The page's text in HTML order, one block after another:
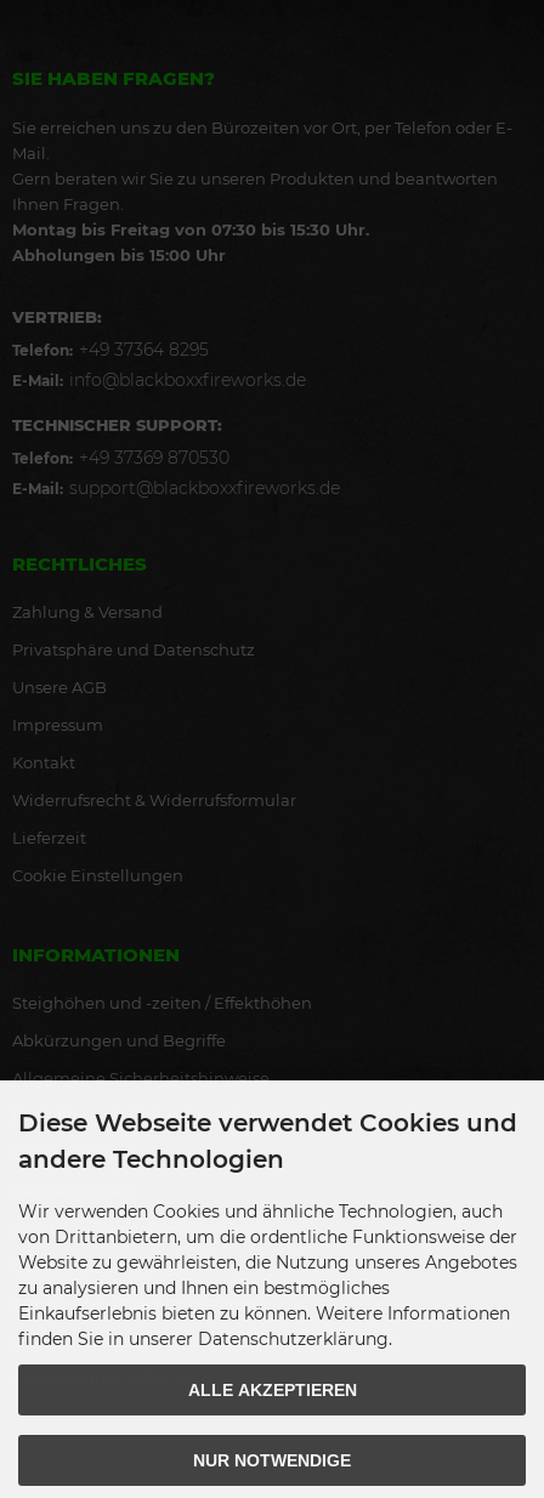
SIE HABEN FRAGEN?
Sie erreichen uns zu den Bürozeiten vor Ort, per Telefon oder E-
Mail.
Gern beraten wir Sie zu unseren Produkten und beantworten
Ihnen Fragen.
Montag bis Freitag von 07:30 bis 15:30 Uhr.
Abholungen bis 15:00 Uhr
VERTRIEB:
Telefon: +49 37364 8295
E-Mail: info@blackboxxfireworks.de
TECHNISCHER SUPPORT:
Telefon: +49 37369 870530
E-Mail: support@blackboxxfireworks.de
RECHTLICHES
Zahlung & Versand
Privatsphäre und Datenschutz
Unsere AGB
Impressum
Kontakt
Widerrufsrecht & Widerrufsformular
Lieferzeit
Cookie Einstellungen
INFORMATIONEN
Steighöhen und -zeiten / Effekthöhen
Abkürzungen und Begriffe
Allgemeine Sicherheitshinweise
Bestellung als Endverbraucher
Lagerverkauf
Antrag auf Ausnahmegenehmigung
Übersicht Zulassungen
Ausgewählte Blackboxx-Partner
Übersicht Gewerbenachweise
Diese Webseite verwendet Cookies und
andere Technologien
Wir verwenden Cookies und ähnliche Technologien, auch
von Drittanbietern, um die ordentliche Funktionsweise der
Website zu gewährleisten, die Nutzung unseres Angebotes
zu analysieren und Ihnen ein bestmögliches
Einkaufserlebnis bieten zu können. Weitere Informationen
finden Sie in unserer Datenschutzerklärung.
ALLE AKZEPTIEREN
NUR NOTWENDIGE